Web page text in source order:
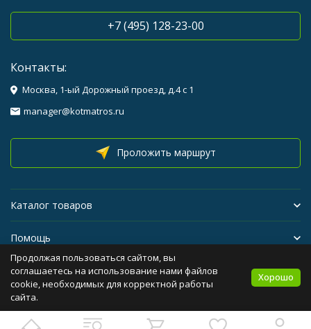
+7 (495) 128-23-00
Контакты:
Москва, 1-ый Дорожный проезд, д.4 с 1
manager@kotmatros.ru
Проложить маршрут
Каталог товаров
Помощь
Бренды
Политика персональных данных Карта сайта
Продолжая пользоваться сайтом, вы
соглашаетесь на использование нами файлов
cookie, необходимых для корректной работы
сайта.
Хорошо